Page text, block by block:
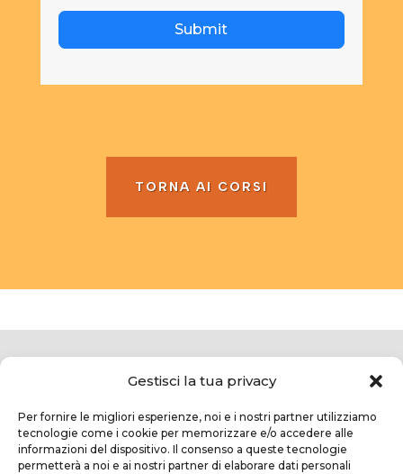
Gestisci la tua privacy
Per fornire le migliori esperienze, noi e i nostri partner utilizziamo
tecnologie come i cookie per memorizzare e/o accedere alle
informazioni del dispositivo. Il consenso a queste tecnologie
permetterà a noi e ai nostri partner di elaborare dati personali
Submit
TORNA AI CORSI